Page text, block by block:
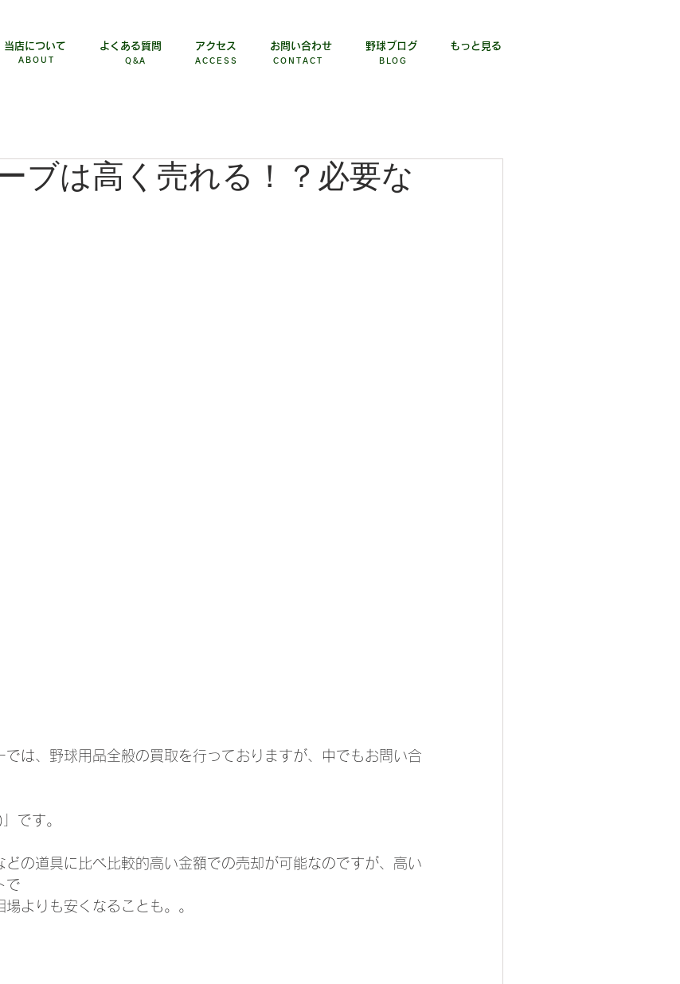
当店について よくある質問 アクセス お問い合わせ 野球ブログ もっと見る
ABOUT Q&A ACCESS ​CONTACT BLOG​
ブは高く売れる！？必要な
では、野球用品全般の買取を行っておりますが、中でもお問い合
です。
どの道具に比べ比較的高い金額での売却が可能なのですが、高い
で
よりも安くなることも。。